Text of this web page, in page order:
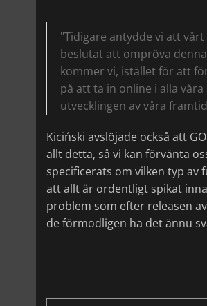
"Tidigare antydde vi att
beslutat att ompröva
kommer vi, istället för att
på att ta in online i alla
utvecklingen av våra
Kiciński avslöjade också att
allt detta, så vi kan förvänta
specificerats om vilken typ av
att allt är ordentligt spikat
problem som efter releasen
de förmodligen ha det ännu